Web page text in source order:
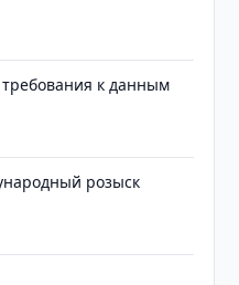
к данным
розыск